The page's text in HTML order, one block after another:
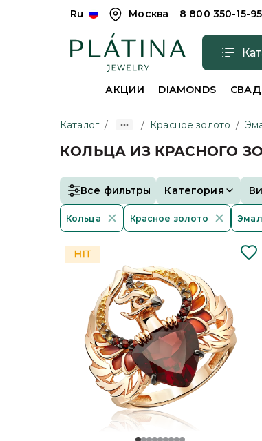
Ru Москва 8 800 350-15-95
АКЦИИ DIAMONDS
Каталог / / Красное золото /
КОЛЬЦА ИЗ КРАСНОГО
Все фильтры Категория
Кольца Красное золото